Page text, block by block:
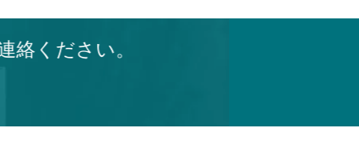
絡ください。